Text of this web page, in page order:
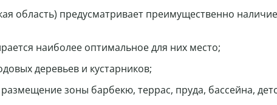
область) предусматривает преимущественно
наиболее оптимальное для них место;
деревьев и кустарников;
зоны барбекю, террас, пруда, бассейна,